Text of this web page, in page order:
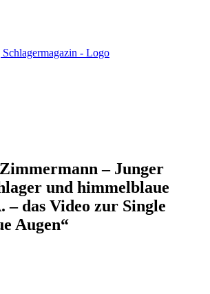
– Junger
und himmelblaue
– das Video zur Single
Augen“